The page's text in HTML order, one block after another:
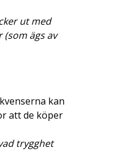
ut med
(som ägs av
kan
att de köper
trygghet